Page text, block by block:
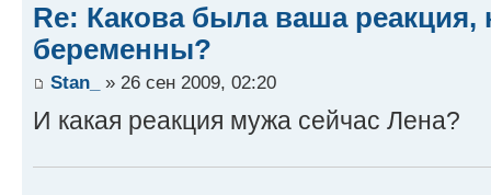
Re: Какова была ваша реакция,
беременны?
Stan_ » 26 сен 2009, 02:20
И какая реакция мужа сейчас Лена?